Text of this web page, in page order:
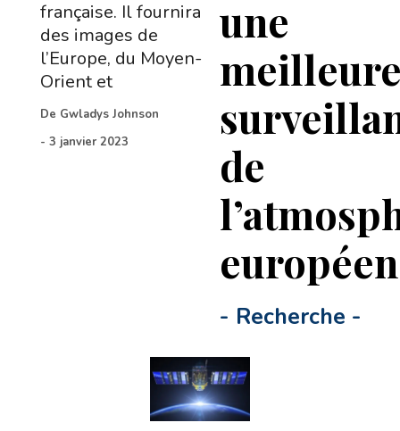
une
de
européen
- Recherche -
française. Il fournira
des images de
l’Europe, du Moyen-
Orient et
De Gwladys Johnson
- 3 janvier 2023